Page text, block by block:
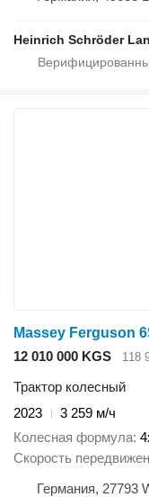
Heinrich Schröder
Massey Ferguson
12 010 000 KGS
118
Трактор колесный
2023
3 259 м/ч
Колесная формула
Скорость
Германия, 27793